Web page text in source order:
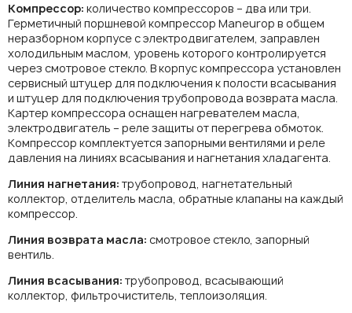
Компрессор: количество компрессоров – два или три.
Герметичный поршневой компрессор Maneurop в общем
неразборном корпусе с электродвигателем, заправлен
холодильным маслом, уровень которого контролируется
через смотровое стекло. В корпус компрессора установлен
сервисный штуцер для подключения к полости всасывания
и штуцер для подключения трубопровода возврата масла.
Картер компрессора оснащен нагревателем масла,
электродвигатель – реле защиты от перегрева обмоток.
Компрессор комплектуется запорными вентилями и реле
давления на линиях всасывания и нагнетания хладагента.
Линия нагнетания: трубопровод, нагнетательный
коллектор, отделитель масла, обратные клапаны на каждый
компрессор.
Линия возврата масла: смотровое стекло, запорный
вентиль.
Линия всасывания: трубопровод, всасывающий
коллектор, фильтрочиститель, теплоизоляция.